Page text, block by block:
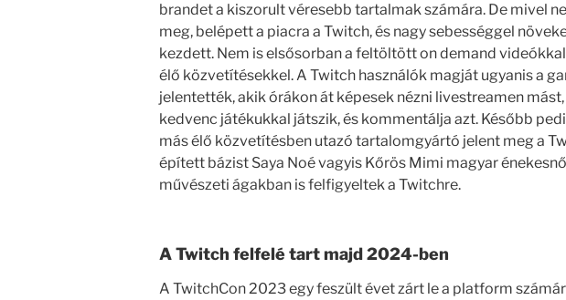
brandet a kiszorult véresebb tartalmak számára. De mivel
meg, belépett a piacra a Twitch, és nagy sebességgel
kezdett. Nem is elsősorban a feltöltött on demand
élő közvetítésekkel. A Twitch használók magját ugyanis a
jelentették, akik órákon át képesek nézni livestreamen mást,
kedvenc játékukkal játszik, és kommentálja azt. Később
más élő közvetítésben utazó tartalomgyártó jelent meg a
épített bázist Saya Noé vagyis Kőrös Mimi magyar
művészeti ágakban is felfigyeltek a Twitchre.
A Twitch felfelé tart majd 2024-ben
A TwitchCon 2023 egy feszült évet zárt le a platform